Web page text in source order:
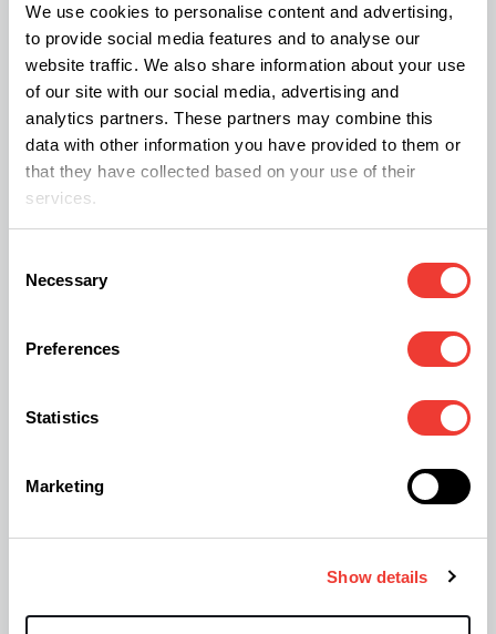
We use cookies to personalise content and advertising,
to provide social media features and to analyse our
website traffic. We also share information about your use
of our site with our social media, advertising and
analytics partners. These partners may combine this
data with other information you have provided to them or
that they have collected based on your use of their
services.
Selection
Necessary
Preferences
Statistics
Marketing
Show details
La canapa è una coltura che cattura il carbonio e
rigenera il suolo, che non richiede pesticidi,
fertilizzanti, vuole poca acqua per la coltivazione e
ripristina l'agricoltura rurale su larga scala. La
bioedilizia basata su questa pianta offre molteplici
benefici, sia per le persone che vivono in edifici
pianta a crescita rapida che cattura grandi
ciclo di vita. Inoltre, è coltivabile senza l’uso
Efficienza energetica: